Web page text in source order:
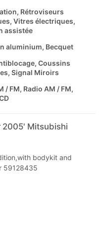
Rétroviseurs
Vitres électriques,
assistée
aluminium, Becquet
Coussins
Signal Miroirs
/ FM, Radio AM / FM,
2005' Mitsubishi
bodykit and
59128435